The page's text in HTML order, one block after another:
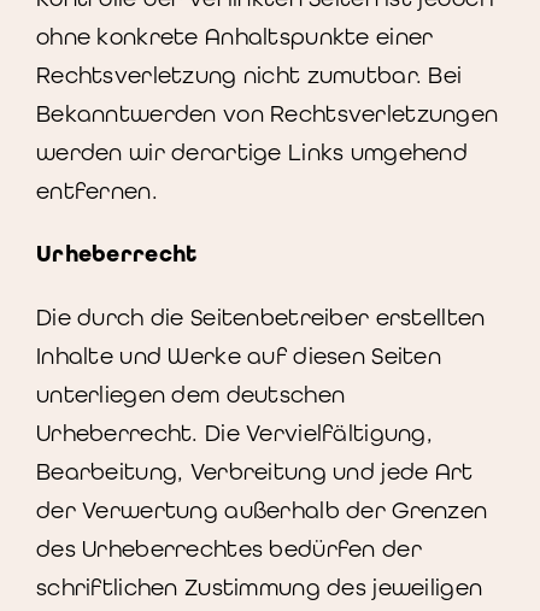
ohne konkrete Anhaltspunkte einer
Rechtsverletzung nicht zumutbar. Bei
Bekanntwerden von Rechtsverletzungen
werden wir derartige Links umgehend
entfernen.
Urheberrecht
Die durch die Seitenbetreiber erstellten
Inhalte und Werke auf diesen Seiten
unterliegen dem deutschen
Urheberrecht. Die Vervielfältigung,
Bearbeitung, Verbreitung und jede Art
der Verwertung außerhalb der Grenzen
des Urheberrechtes bedürfen der
schriftlichen Zustimmung des jeweiligen